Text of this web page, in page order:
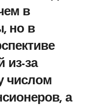
в
но в
из-за
числом
а